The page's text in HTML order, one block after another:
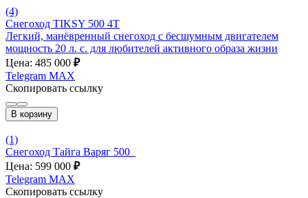
(4)
Снегоход TIKSY 500 4T
Легкий, манёвренный снегоход с бесшумным двигателем
мощность 20 л. с. для любителей активного образа жизни
Цена: 485 000 ₽
Telegram MAX
Скопировать ссылку
В корзину
(1)
Снегоход Тайга Варяг 500_
Цена: 599 000 ₽
Telegram MAX
Скопировать ссылку